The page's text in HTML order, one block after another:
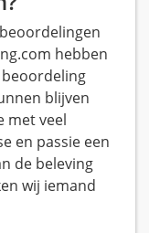
hebben
blijven
met veel
en passie een
de beleving
wij iemand